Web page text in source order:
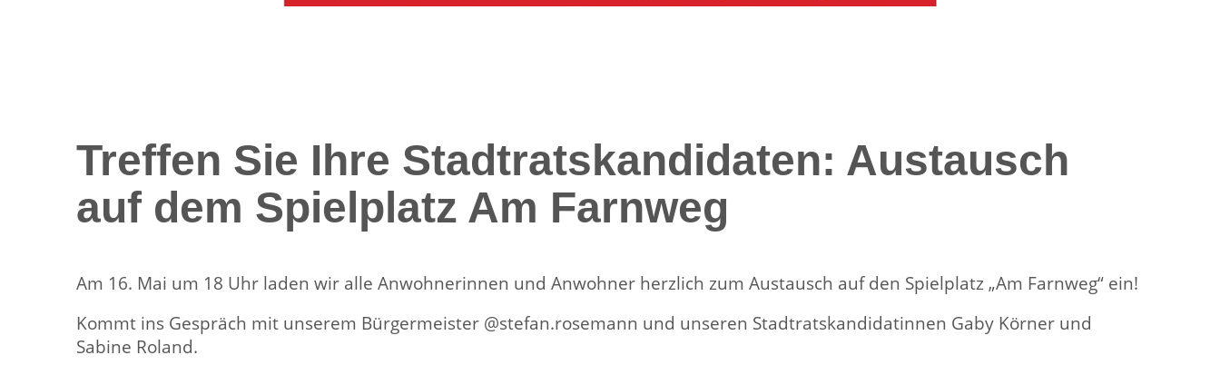
Treffen Sie Ihre Stadtratskandidaten: Austausch
auf dem Spielplatz Am Farnweg
Am 16. Mai um 18 Uhr laden wir alle Anwohnerinnen und Anwohner herzlich zum Austausch auf den Spielplatz „Am Farnweg“ ein!
Kommt ins Gespräch mit unserem Bürgermeister @stefan.rosemann und unseren Stadtratskandidatinnen Gaby Körner und
Sabine Roland.